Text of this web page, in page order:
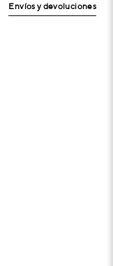
Envíos y devoluciones